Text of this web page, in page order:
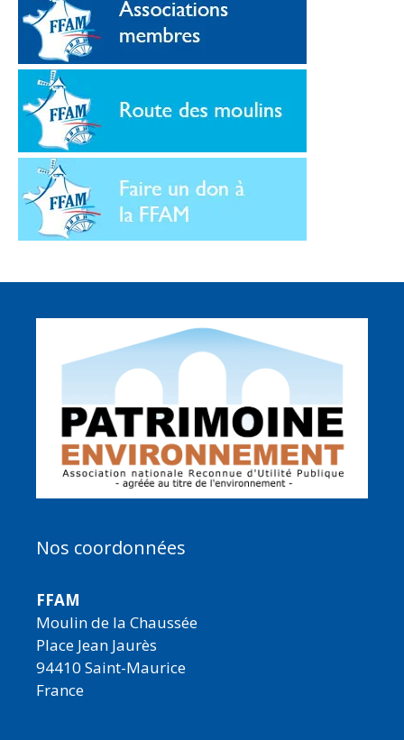
Nos coordonnées
FFAM
Moulin de la Chaussée
Place Jean Jaurès
94410 Saint-Maurice
France